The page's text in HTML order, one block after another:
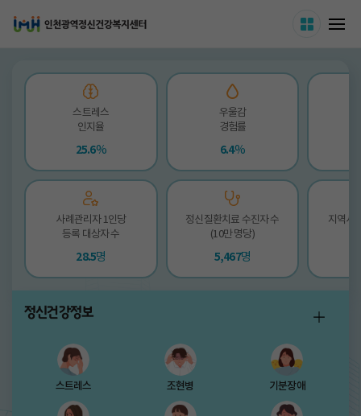
사이트
스트레스
인지율
25.6%
우울감
경험률
6.4%
사례관리자 1인당
등록 대상자 수
28.5명
정신질환치료 수진자 수
(10만 명당)
5,467명
지역사
정신건강정보
스트레스 조현병 기분장애